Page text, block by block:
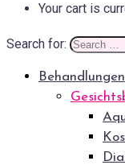
Your cart is
Search for:
Behandlungen